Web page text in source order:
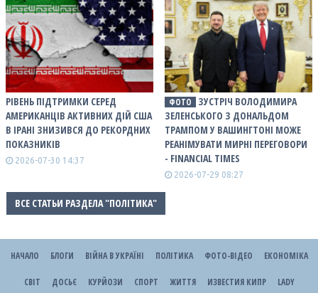
РІВЕНЬ ПІДТРИМКИ СЕРЕД
АМЕРИКАНЦІВ АКТИВНИХ ДІЙ США
В ІРАНІ ЗНИЗИВСЯ ДО РЕКОРДНИХ
ПОКАЗНИКІВ
2026-07-30 14:37
ФОТО
ЗУСТРІЧ ВОЛОДИМИРА
ЗЕЛЕНСЬКОГО З ДОНАЛЬДОМ
ТРАМПОМ У ВАШИНГТОНІ МОЖЕ
РЕАНІМУВАТИ МИРНІ ПЕРЕГОВОРИ
- FINANCIAL TIMES
2026-07-29 08:27
ВСЕ СТАТЬИ РАЗДЕЛА "ПОЛІТИКА"
НАЧАЛО БЛОГИ ВІЙНА В УКРАЇНІ ПОЛІТИКА ФОТО-ВІДЕО ЕКОНОМІКА
СВІТ ДОСЬЄ КУРЙОЗИ СПОРТ ЖИТТЯ ИЗВЕСТИЯ КИПР LADY